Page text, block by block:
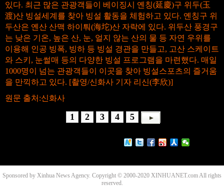
있다. 최근 많은 관광객들이 베이징시 옌칭(延慶)구 위두(玉
渡)산 빙설세계를 찾아 빙설 활동을 체험하고 있다. 옌칭구 위
두산은 옌산 산맥 하이퉈(海坨)산 자락에 있다. 위두산 풍경구
는 낮은 기온, 높은 산, 눈, 얼지 않는 산의 물 등 자연 우위를
이용해 인공 빙폭, 빙하 등 빙설 경관을 만들고, 고산 스케이트
와 스키, 눈썰매 등의 다양한 빙설 프로그램을 마련했다. 매일
1000명이 넘는 관광객들이 이곳을 찾아 빙설스포츠의 즐거움
을 만끽하고 있다. [촬영/신화사 기자 리신(李欣)]
원문 출처:신화사
1 2 3 4 5